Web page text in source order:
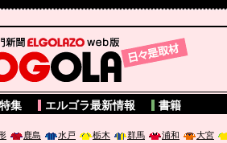
web版 BLOGOLA
特集 エルゴラ最新情報 書籍
鹿島 水戸 栃木 群馬 浦和
大宮